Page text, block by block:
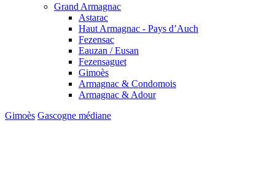
Grand Armagnac
Astarac
Haut Armagnac - Pays d’Auch
Fezensac
Eauzan / Eusan
Fezensaguet
Gimoès
Armagnac & Condomois
Armagnac & Adour
Gimoès Gascogne médiane